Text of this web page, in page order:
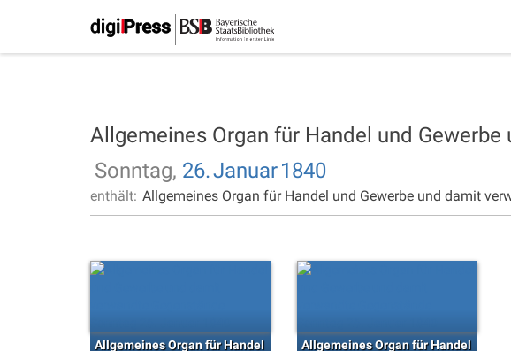
Allgemeines Organ für Handel und
Sonntag, 26.Januar1840
enthält: Allgemeines Organ für Handel und Gewerbe und damit
Allgemeines Organ für Handel
Allgemeines Organ für Handel